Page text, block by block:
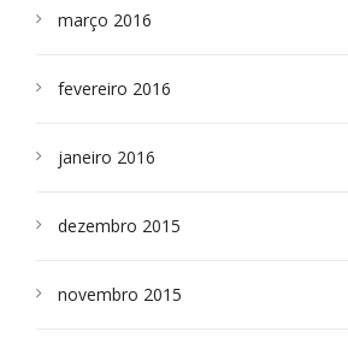
março 2016
fevereiro 2016
janeiro 2016
dezembro 2015
novembro 2015